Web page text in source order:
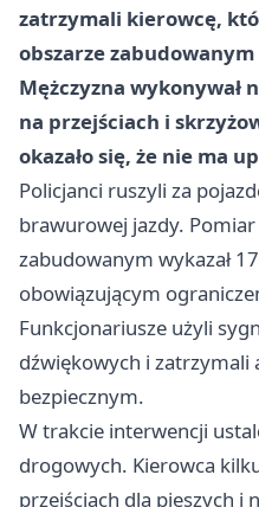
zatrzymali kierowcę,
obszarze zabudowanym
Mężczyzna wykonywał
na przejściach i
okazało się, że nie ma
Policjanci ruszyli za
brawurowej jazdy.
zabudowanym wykazał
obowiązującym
Funkcjonariusze użyli
dźwiękowych i zatrzymali
bezpiecznym.
W trakcie interwencji
drogowych. Kierowca
przejściach dla pieszych i